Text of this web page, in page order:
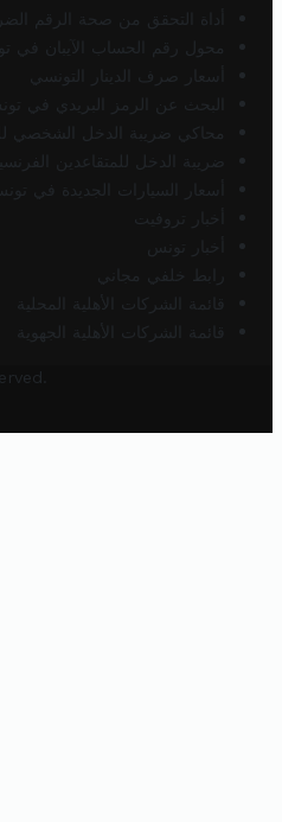
أداة التحقق من صحة الرقم
محول رقم الحساب الآيبان في
أسعار صرف الدينار التونسي
البحث عن الرمز البريدي في
محاكي ضريبة الدخل الشخصي
ضريبة الدخل للمتقاعدين
أسعار السيارات الجديدة في
أخبار تروفيت
أخبار تونس
رابط خلفي مجاني
قائمة الشركات الأهلية المحلية
قائمة الشركات الأهلية الجهوية